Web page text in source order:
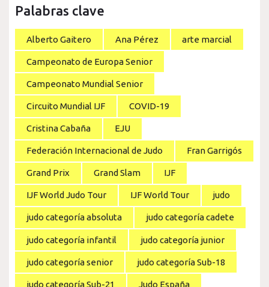
Palabras clave
Alberto Gaitero Ana Pérez arte marcial
Campeonato de Europa Senior
Campeonato Mundial Senior
Circuito Mundial IJF COVID-19
Cristina Cabaña EJU
Federación Internacional de Judo Fran Garrigós
Grand Prix Grand Slam IJF
IJF World Judo Tour IJF World Tour judo
judo categoría absoluta judo categoría cadete
judo categoría infantil judo categoría junior
judo categoría senior judo categoría Sub-18
judo categoría Sub-21 Judo España